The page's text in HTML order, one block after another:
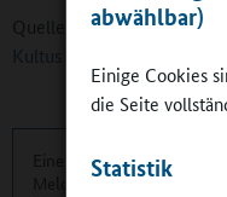
abwählbar)
Einige Cookies
die Seite
Statistik
Quelle:
Bayerisches
Kultus / Elena Schedlbauer
Eine übersichtliche
Meldungen und Termine